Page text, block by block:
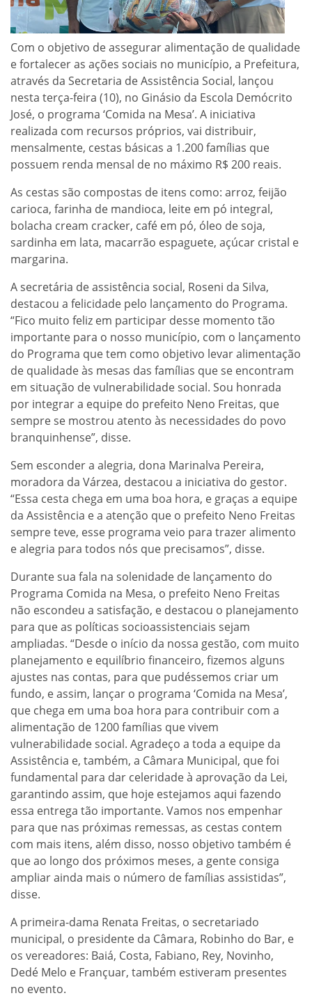
Com o objetivo de assegurar alimentação de qualidade
e fortalecer as ações sociais no município, a Prefeitura,
através da Secretaria de Assistência Social, lançou
nesta terça-feira (10), no Ginásio da Escola Demócrito
José, o programa ‘Comida na Mesa’. A iniciativa
realizada com recursos próprios, vai distribuir,
mensalmente, cestas básicas a 1.200 famílias que
possuem renda mensal de no máximo R$ 200 reais.
As cestas são compostas de itens como: arroz, feijão
carioca, farinha de mandioca, leite em pó integral,
bolacha cream cracker, café em pó, óleo de soja,
sardinha em lata, macarrão espaguete, açúcar cristal e
margarina.
A secretária de assistência social, Roseni da Silva,
destacou a felicidade pelo lançamento do Programa.
“Fico muito feliz em participar desse momento tão
importante para o nosso município, com o lançamento
do Programa que tem como objetivo levar alimentação
de qualidade às mesas das famílias que se encontram
em situação de vulnerabilidade social. Sou honrada
por integrar a equipe do prefeito Neno Freitas, que
sempre se mostrou atento às necessidades do povo
branquinhense”, disse.
Sem esconder a alegria, dona Marinalva Pereira,
moradora da Várzea, destacou a iniciativa do gestor.
“Essa cesta chega em uma boa hora, e graças a equipe
da Assistência e a atenção que o prefeito Neno Freitas
sempre teve, esse programa veio para trazer alimento
e alegria para todos nós que precisamos”, disse.
Durante sua fala na solenidade de lançamento do
Programa Comida na Mesa, o prefeito Neno Freitas
não escondeu a satisfação, e destacou o planejamento
para que as políticas socioassistenciais sejam
ampliadas. “Desde o início da nossa gestão, com muito
planejamento e equilíbrio financeiro, fizemos alguns
ajustes nas contas, para que pudéssemos criar um
fundo, e assim, lançar o programa ‘Comida na Mesa’,
que chega em uma boa hora para contribuir com a
alimentação de 1200 famílias que vivem
vulnerabilidade social. Agradeço a toda a equipe da
Assistência e, também, a Câmara Municipal, que foi
fundamental para dar celeridade à aprovação da Lei,
garantindo assim, que hoje estejamos aqui fazendo
essa entrega tão importante. Vamos nos empenhar
para que nas próximas remessas, as cestas contem
com mais itens, além disso, nosso objetivo também é
que ao longo dos próximos meses, a gente consiga
ampliar ainda mais o número de famílias assistidas”,
disse.
A primeira-dama Renata Freitas, o secretariado
municipal, o presidente da Câmara, Robinho do Bar, e
os vereadores: Baiá, Costa, Fabiano, Rey, Novinho,
Dedé Melo e Françuar, também estiveram presentes
no evento.